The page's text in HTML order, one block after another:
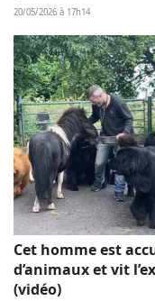
20/05/2026 à 17h14
Cet homme est
d’animaux et vit
(vidéo)